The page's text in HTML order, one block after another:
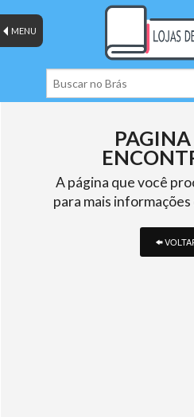
MENU
A página que você
para mais